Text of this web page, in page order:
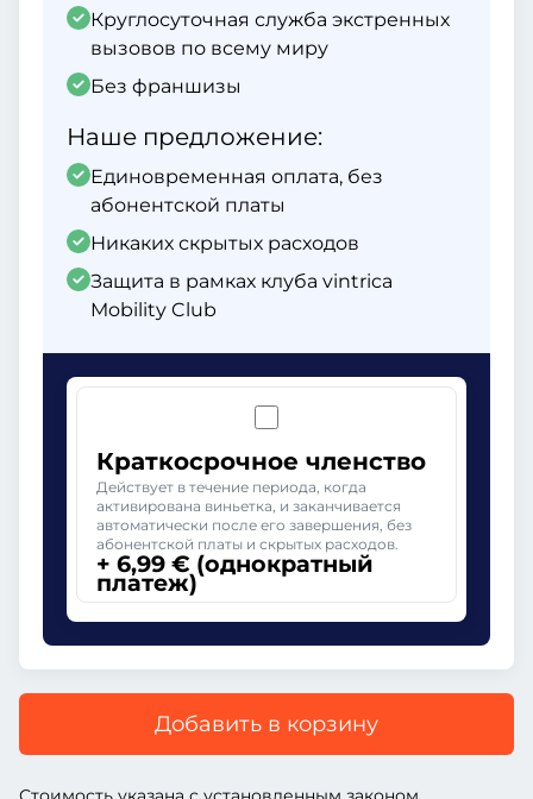
Круглосуточная служба экстренных
вызовов по всему миру
Без франшизы
Наше предложение:
Единовременная оплата, без
абонентской платы
Никаких скрытых расходов
Защита в рамках клуба vintrica
Mobility Club
Краткосрочное членство
Действует в течение периода, когда
активирована виньетка, и заканчивается
автоматически после его завершения, без
абонентской платы и скрытых расходов.
+ 6,99 € (однократный
платеж)
Добавить в корзину